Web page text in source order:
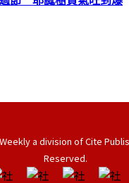
a division of Cite
Reserved.